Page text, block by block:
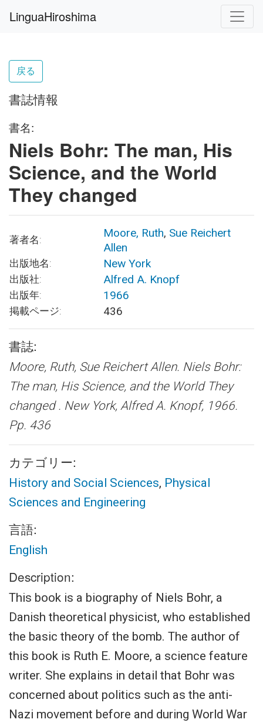
LinguaHiroshima
戻る
書誌情報
書名:
Niels Bohr: The man, His
Science, and the World
They changed
著者名: Moore, Ruth, Sue Reichert
Allen
出版地名: New York
出版社: Alfred A. Knopf
出版年: 1966
掲載ページ: 436
書誌:
Moore, Ruth, Sue Reichert Allen. Niels Bohr:
The man, His Science, and the World They
changed . New York, Alfred A. Knopf, 1966.
Pp. 436
カテゴリー:
History and Social Sciences, Physical
Sciences and Engineering
言語:
English
Description:
This book is a biography of Niels Bohr, a
Danish theoretical physicist, who established
the basic theory of the bomb. The author of
this book is Ruth E. Moore, a science feature
writer. She explains in detail that Bohr was
concerned about politics such as the anti-
Nazi movement before and during World War